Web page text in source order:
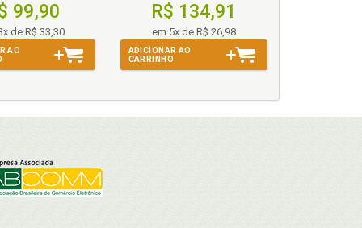
99,90
de R$ 33,30
AO
R$ 134,91
em 5x de R$ 26,98
ADICIONAR AO
CARRINHO